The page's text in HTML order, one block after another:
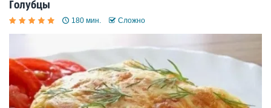
Голубцы
180 мин. Сложно